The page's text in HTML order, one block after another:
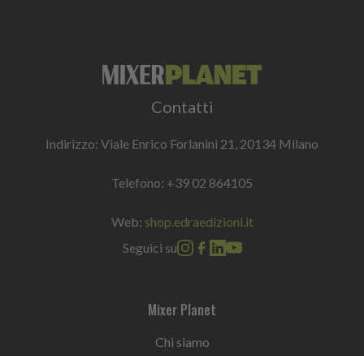
Contatti
Indirizzo: Viale Enrico Forlanini 21, 20134 Milano
Telefono: +39 02 864105
Web: shop.edraedizioni.it
Seguici su
Mixer Planet
Chi siamo